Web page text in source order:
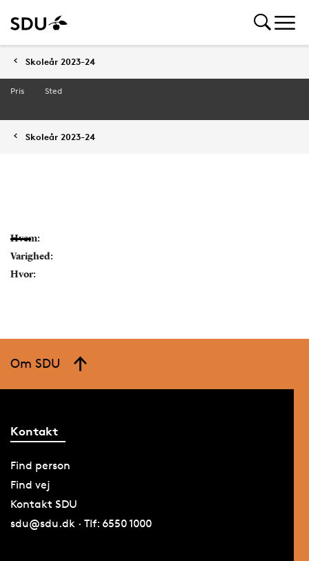
Skoleår 2023-24
Pris Sted
Skoleår 2023-24
Hvem:
Varighed:
Hvor:
Om SDU
Kontakt
Find person
Find vej
Kontakt SDU
sdu@sdu.dk · Tlf: 6550 1000